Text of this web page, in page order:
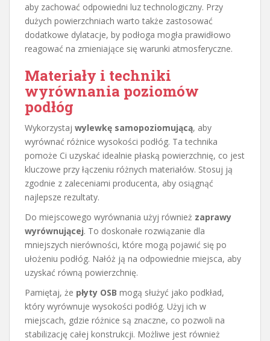
aby zachować odpowiedni luz technologiczny. Przy
dużych powierzchniach warto także zastosować
dodatkowe dylatacje, by podłoga mogła prawidłowo
reagować na zmieniające się warunki atmosferyczne.
Materiały i techniki
wyrównania poziomów
podłóg
Wykorzystaj wylewkę samopoziomującą, aby
wyrównać różnice wysokości podłóg. Ta technika
pomoże Ci uzyskać idealnie płaską powierzchnię, co jest
kluczowe przy łączeniu różnych materiałów. Stosuj ją
zgodnie z zaleceniami producenta, aby osiągnąć
najlepsze rezultaty.
Do miejscowego wyrównania użyj również zaprawy
wyrównującej. To doskonałe rozwiązanie dla
mniejszych nierówności, które mogą pojawić się po
ułożeniu podłóg. Nałóż ją na odpowiednie miejsca, aby
uzyskać równą powierzchnię.
Pamiętaj, że płyty OSB mogą służyć jako podkład,
który wyrównuje wysokości podłóg. Użyj ich w
miejscach, gdzie różnice są znaczne, co pozwoli na
stabilizację całej konstrukcji. Możliwe jest również